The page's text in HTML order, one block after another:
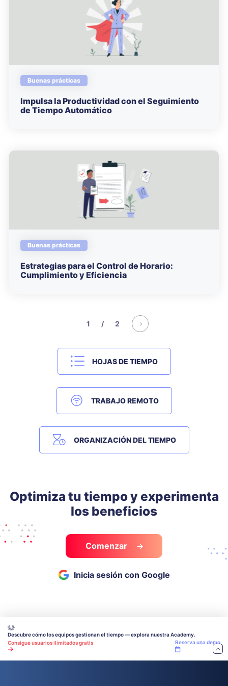
Buenas prácticas
Impulsa la Productividad con el Seguimiento
de Tiempo Automático
Buenas prácticas
Estrategias para el Control de Horario:
Cumplimiento y Eficiencia
1 / 2
HOJAS DE TIEMPO
TRABAJO REMOTO
ORGANIZACIÓN DEL TIEMPO
Optimiza tu tiempo y experimenta
los beneficios
Comenzar
Inicia sesión con Google
Descubre cómo los equipos gestionan el tiempo — explora nuestra Academy.
Consigue usuarios ilimitados gratis
Reserva una demo